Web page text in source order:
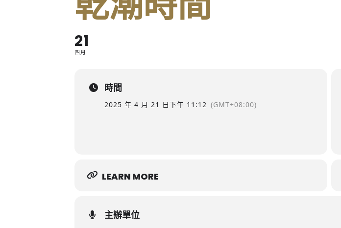
21
四月
時間
2025 年 4 月 21 日下午 11:12 (GMT+08:00)
LEARN MORE
主辦單位